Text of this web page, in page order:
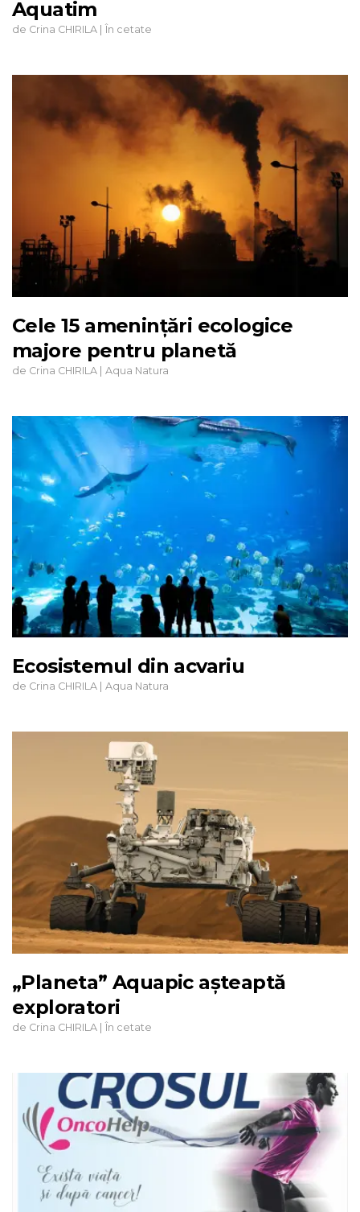
Aquatim
de Crina CHIRILA | În cetate
Cele 15 amenințări ecologice
majore pentru planetă
de Crina CHIRILA | Aqua Natura
Ecosistemul din acvariu
de Crina CHIRILA | Aqua Natura
„Planeta” Aquapic așteaptă
exploratori
de Crina CHIRILA | În cetate